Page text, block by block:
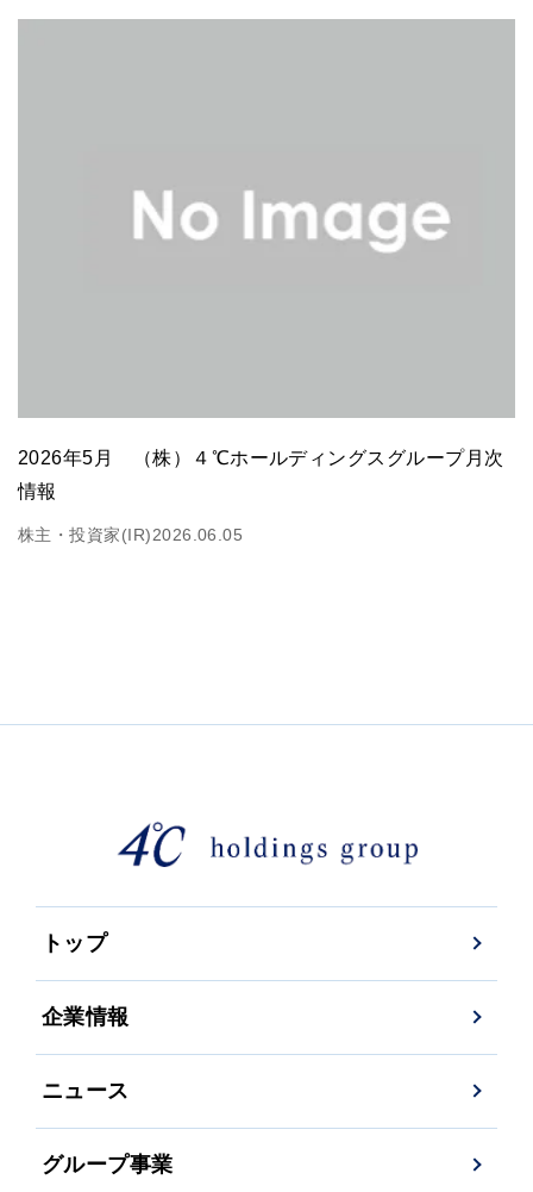
2026年5月 （株）４℃ホールディングスグループ月次
情報
株主・投資家(IR)2026.06.05
トップ
企業情報
ニュース
グループ事業